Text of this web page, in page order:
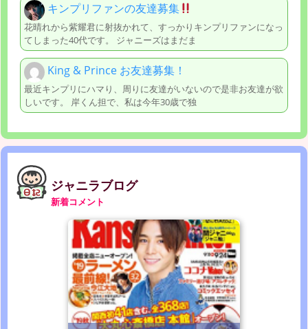
キンプリファンの友達募集
花晴れから紫耀君に射抜かれて、すっかりキンプリファンになっ
てしまった40代です。 ジャニーズはまだま
King & Prince お友達募集！
最近キンプリにハマり、周りに友達がいないので是非お友達が欲
しいです。 岸くん担で、私は今年30歳で独
ジャニラブログ
新着コメント